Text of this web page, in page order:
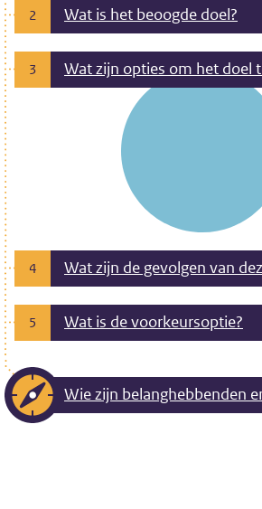
2 Wat is het beoogde doel?
3 Wat zijn opties om het doel
4 Wat zijn de gevolgen van
5 Wat is de voorkeursoptie?
Wie zijn belanghebbenden